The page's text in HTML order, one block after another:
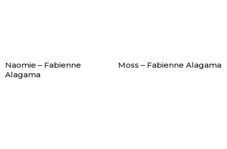
Naomie – Fabienne
Alagama
Moss – Fabienne Alagama